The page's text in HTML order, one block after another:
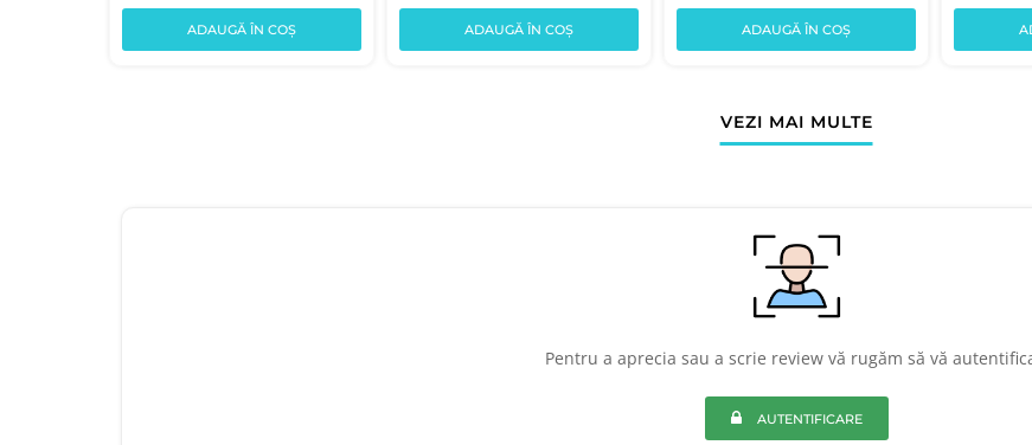
ADAUGĂ ÎN COȘ ADAUGĂ ÎN COȘ ADAUGĂ ÎN COȘ
VEZI MAI MULTE
Pentru a aprecia sau a scrie review vă rugăm să vă
AUTENTIFICARE